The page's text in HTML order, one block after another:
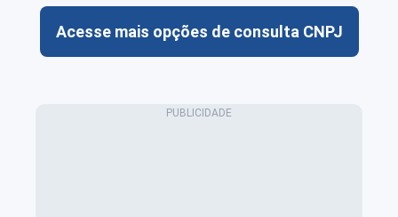
Acesse mais opções de consulta CNPJ